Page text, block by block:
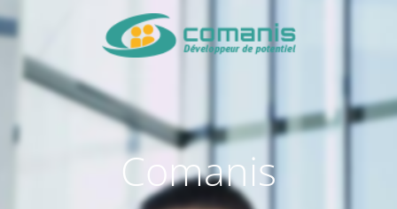
Comanis